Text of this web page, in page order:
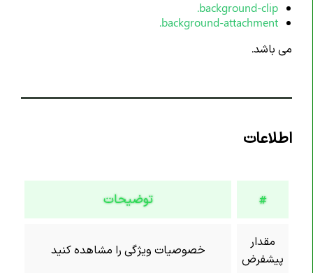
background-clip.
background-attachment.
می باشد.
اطلاعات
# توضیحات
مقدار
پیشفرض
خصوصیات ویژگی را مشاهده کنید
خاصیت backdrop-filter
خاصیت background
خاصیت background-blend-mode
خاصیت background-color
خاصیت background-position-y